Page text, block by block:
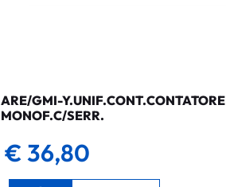
ARE/GMI-Y.UNIF.CONT.CONTATORE
MONOF.C/SERR.
€ 36,80